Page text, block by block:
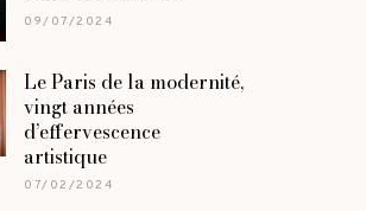
09/07/2024
Le Paris de la modernité,
vingt années
d’effervescence
artistique
07/02/2024